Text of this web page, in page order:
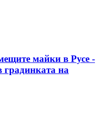
майки в Русе -
градинката на